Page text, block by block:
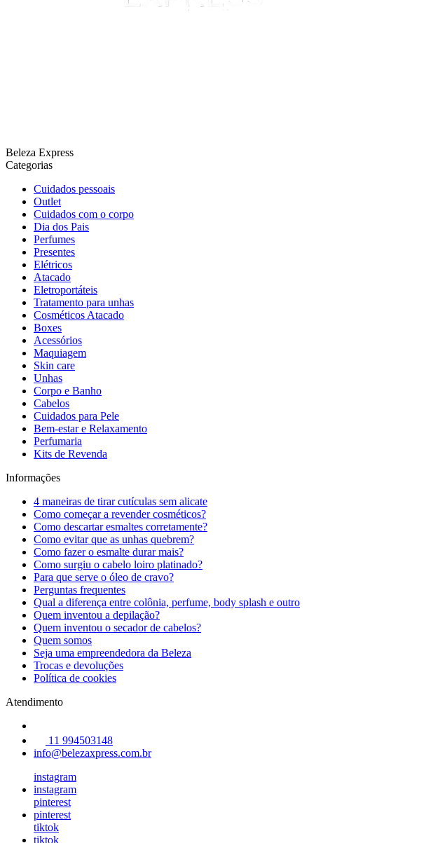
Beleza Express
Categorias
Cuidados pessoais
Outlet
Cuidados com o corpo
Dia dos Pais
Perfumes
Presentes
Elétricos
Atacado
Eletroportáteis
Tratamento para unhas
Cosméticos Atacado
Boxes
Acessórios
Maquiagem
Skin care
Unhas
Corpo e Banho
Cabelos
Cuidados para Pele
Bem-estar e Relaxamento
Perfumaria
Kits de Revenda
Informações
4 maneiras de tirar cutículas sem alicate
Como começar a revender cosméticos?
Como descartar esmaltes corretamente?
Como evitar que as unhas quebrem?
Como fazer o esmalte durar mais?
Como surgiu o cabelo loiro platinado?
Para que serve o óleo de cravo?
Perguntas frequentes
Qual a diferença entre colônia, perfume, body splash e outro
Quem inventou a depilação?
Quem inventou o secador de cabelos?
Quem somos
Seja uma empreendedora da Beleza
Trocas e devoluções
Política de cookies
Atendimento
11 994503148
info@belezaxpress.com.br
instagram
instagram
pinterest
pinterest
tiktok
tiktok